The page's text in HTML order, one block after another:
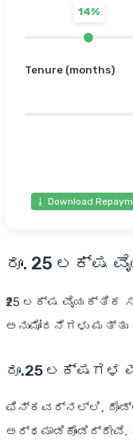
14%
Tenure (months)
⭳ Download
ರೂ. 25 ಲಕ್ಷ
₹25 ಲಕ್ಷ ವೈಯಕ್ತಿಕ
ಅನುಮೋದನೆಗಳು
ರೂ.25 ಲಕ್ಷಗಳ
ಫಿನ್‌ಕವರ್‌ನಲ್ಲಿ, ದೊಡ್ಡ